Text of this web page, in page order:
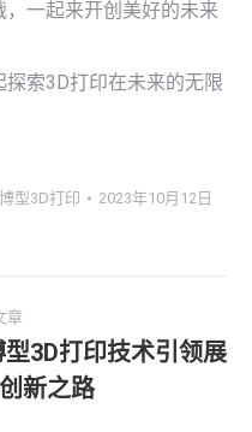
一起来开创美好的未来
索3D打印在未来的无限
型3D打印 2023年10月12日
章
3D打印技术引领展
新之路